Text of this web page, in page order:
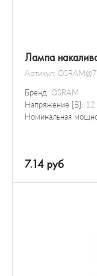
Лампа
Артикул:
Бренд: OSRAM
Напряжение [В]: 12
Номинальная
7.14 руб